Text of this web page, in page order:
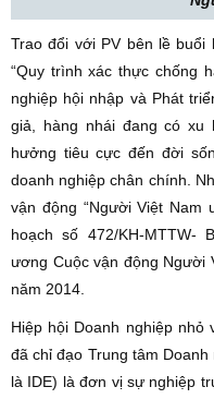
Trao đổi với PV bên lề buổi
“Quy trình xác thực chống
nghiệp hội nhập và Phát
giả, hàng nhái đang có xu
hưởng tiêu cực đến đời
doanh nghiệp chân chính.
vận động “Người Việt Nam
hoạch số 472/KH-MTTW-
ương Cuộc vận động Người
năm 2014.
Hiệp hội Doanh nghiệp nhỏ
đã chỉ đạo Trung tâm
là IDE) là đơn vị sự nghiệp